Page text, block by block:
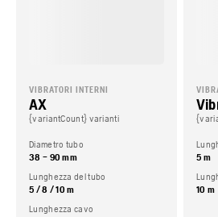
VIBRATORI INTERNI
AX
{variantCount} varianti
Diametro tubo
38 – 90 mm
Lunghezza del tubo
5 / 8 / 10 m
Lunghezza cavo
5 m
10 m